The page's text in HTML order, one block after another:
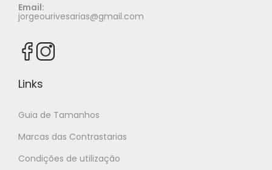
Email:
jorgeourivesarias@gmail.com
Links
Guia de Tamanhos
Marcas das Contrastarias
Condições de utilização